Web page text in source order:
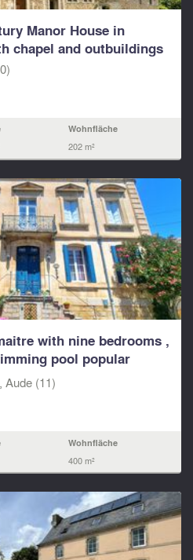
Manor House in
chapel and outbuildings
Wohnfläche
202 m²
with nine bedrooms ,
pool popular
Aude (11)
Wohnfläche
400 m²